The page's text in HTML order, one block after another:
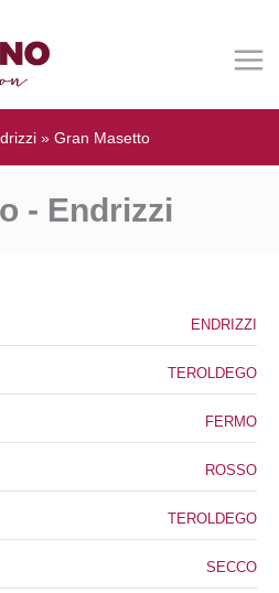
» Gran Masetto
- Endrizzi
ENDRIZZI
TEROLDEGO
FERMO
ROSSO
TEROLDEGO
SECCO